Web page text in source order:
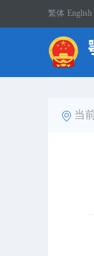
繁体 English
当